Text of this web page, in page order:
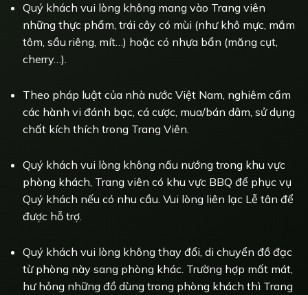
Quý khách vui lòng không mang vào Trang viên
những thực phẩm, trái cây có mùi (như khô mực, mắm
tôm, sầu riêng, mít…) hoặc có nhựa bẩn (măng cụt,
cherry…).
Theo pháp luật của nhà nước Việt Nam, nghiêm cấm
các hành vi đánh bạc, cá cược, mua/bán dâm, sử dụng
chất kích thích trong Trang Viên.
Quý khách vui lòng không nấu nướng trong khu vực
phòng khách, Trang viên có khu vực BBQ để phục vụ
Quý khách nếu có nhu cầu. Vui lòng liên lạc Lễ tân để
được hỗ trợ.
Quý khách vui lòng không thay đổi, di chuyển đồ đạc
từ phòng này sang phòng khác. Trường hợp mất mát,
hư hỏng những đồ dùng trong phòng khách thì Trang